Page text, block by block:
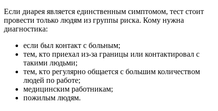
Если диарея является единственным симптомом, тест стоит
провести только людям из группы риска. Кому нужна
диагностика:
если был контакт с больным;
тем, кто приехал из-за границы или контактировал с
такими людьми;
тем, кто регулярно общается с большим количеством
людей по работе;
медицинским работникам;
пожилым людям.